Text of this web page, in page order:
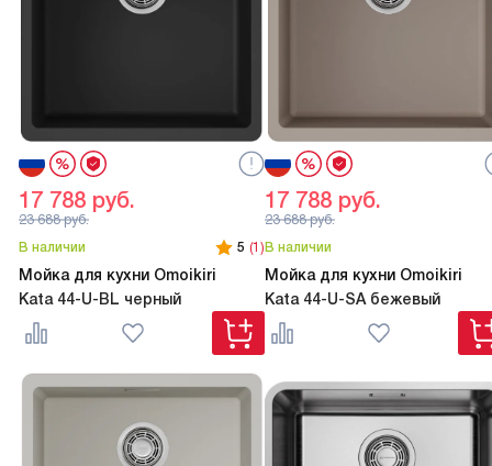
В наличии 5 (1)
Мойка для кухни Omoikiri
Kata 44-U-BL черный
17 788 руб.
23 688руб.
В наличии
Мойка для кухни Omoikiri
Kata 44-U-SA бежевый
17 788 руб.
23 688руб.